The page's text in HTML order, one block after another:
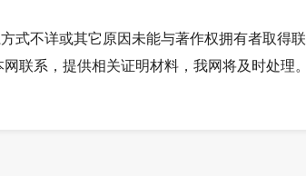
式不详或其它原因未能与著作权拥有者取得联
联系，提供相关证明材料，我网将及时处理。